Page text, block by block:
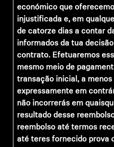
económico que
injustificada e, em
de catorze dias a contar
informados da tua
contrato. Efetuaremos
mesmo meio de
transação inicial, a
expressamente em
não incorrerás em
resultado desse
reembolso até termos
até teres fornecido prova